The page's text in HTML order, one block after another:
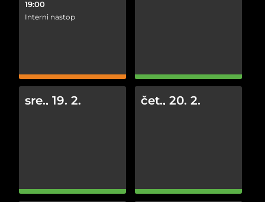
19:00
Interni nastop
sre., 19. 2. čet., 20. 2.